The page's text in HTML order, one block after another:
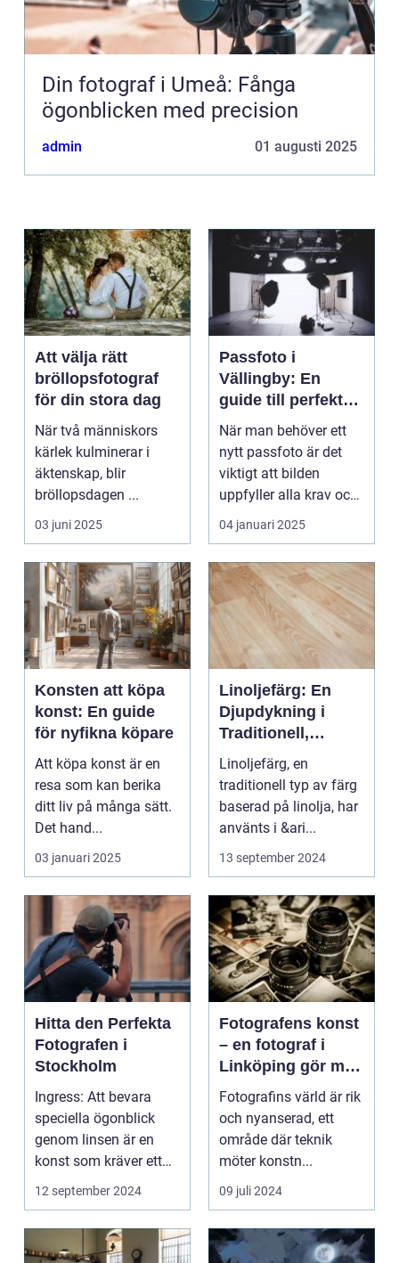
Din fotograf i Umeå: Fånga
ögonblicken med precision
admin 01 augusti 2025
Att välja rätt
bröllopsfotograf
för din stora dag
När två människors
kärlek kulminerar i
äktenskap, blir
bröllopsdagen ...
03 juni 2025
Passfoto i
Vällingby: En
guide till perfekta
bilder
När man behöver ett
nytt passfoto är det
viktigt att bilden
uppfyller alla krav och
s...
04 januari 2025
Konsten att köpa
konst: En guide
för nyfikna köpare
Att köpa konst är en
resa som kan berika
ditt liv på många sätt.
Det hand...
03 januari 2025
Linoljefärg: En
Djupdykning i
Traditionell,
Naturlig och
Hållbar Målarfärg
Linoljefärg, en
traditionell typ av färg
baserad på linolja, har
använts i &ari...
13 september 2024
Hitta den Perfekta
Fotografen i
Stockholm
Ingress: Att bevara
speciella ögonblick
genom linsen är en
konst som kräver ett
tr&au...
12 september 2024
Fotografens konst
– en fotograf i
Linköping gör mer
än att bara trycka
på en knapp
Fotografins värld är rik
och nyanserad, ett
område där teknik
möter konstn...
09 juli 2024